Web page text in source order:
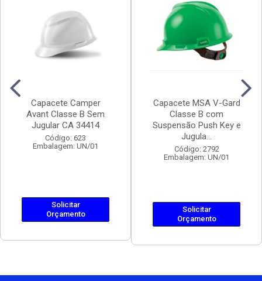
Capacete Camper
Avant Classe B Sem
Jugular CA 34414
Código: 623
Embalagem: UN/01
Solicitar
Orçamento
Capacete MSA V-Gard
Classe B com
Suspensão Push Key e
Jugula...
Código: 2792
Embalagem: UN/01
Solicitar
Orçamento